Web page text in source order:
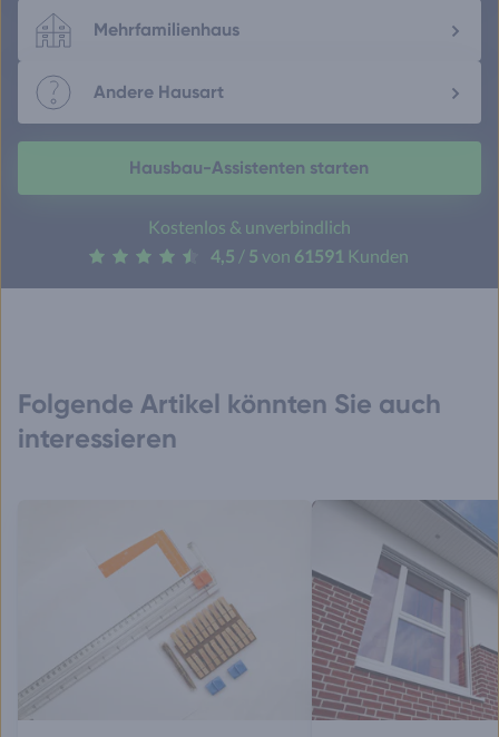
Mehrfamilienhaus
Andere Hausart
Hausbau-Assistenten starten
Kostenlos & unverbindlich
4,5 / 5 von 61591 Kunden
Folgende Artikel könnten Sie auch
interessieren